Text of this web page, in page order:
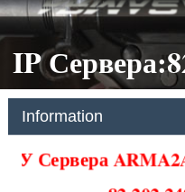
IP
Information
У Сервера